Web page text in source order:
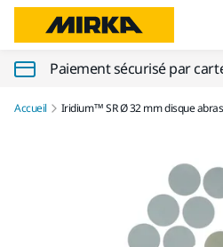
Paiement sécurisé par
Accueil Iridium™ SR Ø 32 mm disque